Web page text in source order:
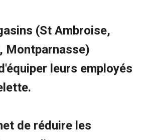
(St Ambroise,
Montparnasse)
leurs employés
de réduire les